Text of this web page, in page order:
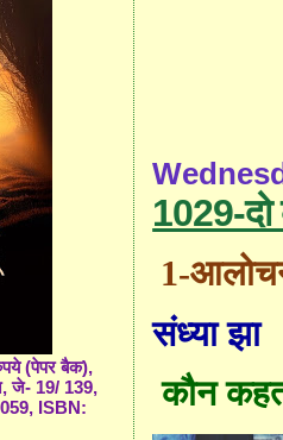
1029-दो
1-
संध्या झा
कौन
(पेपर बैक),
जे- 19/ 139,
ISBN: